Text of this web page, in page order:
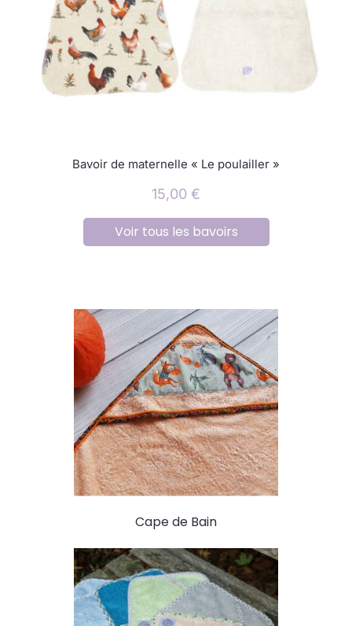
Bavoir de maternelle « Le poulailler »
15,00 €
Voir tous les bavoirs
Cape de Bain